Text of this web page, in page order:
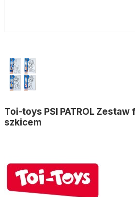
Toi-toys PSI PATROL Zestaw
szkicem